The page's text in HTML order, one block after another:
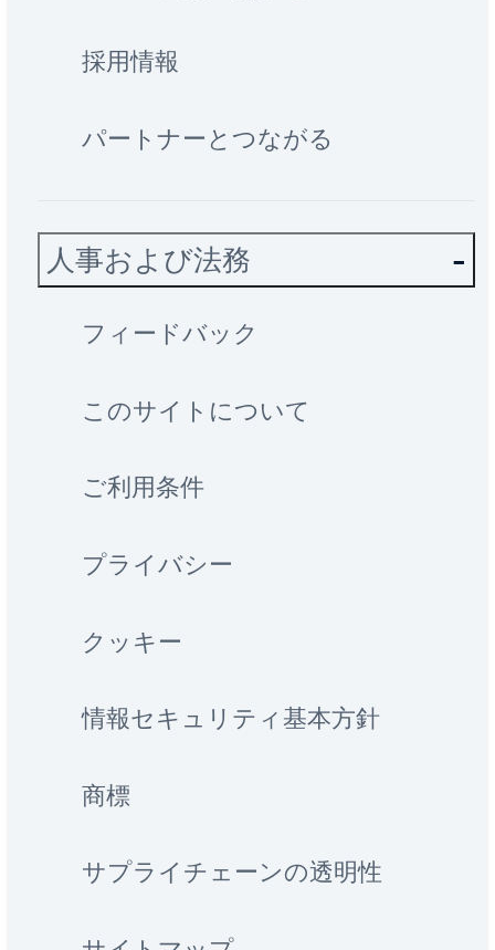
採用情報
パートナーとつながる
人事および法務
フィードバック
このサイトについて
ご利用条件
プライバシー
クッキー
情報セキュリティ基本方針
商標
サプライチェーンの透明性